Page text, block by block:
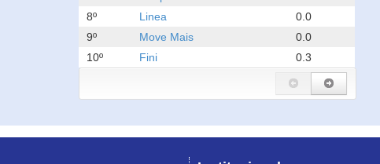
8º
Linea
0.0
9º
Move Mais
0.0
10º
Fini 0.3